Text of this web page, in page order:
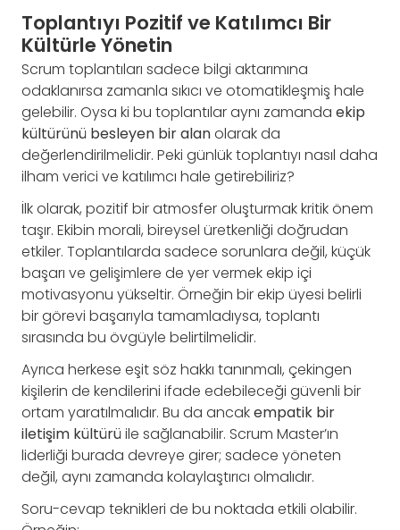
Toplantıyı Pozitif ve Katılımcı Bir
Kültürle Yönetin
Scrum toplantıları sadece bilgi aktarımına
odaklanırsa zamanla sıkıcı ve otomatikleşmiş hale
gelebilir. Oysa ki bu toplantılar aynı zamanda ekip
kültürünü besleyen bir alanolarak da
değerlendirilmelidir. Peki günlük toplantıyı nasıl daha
ilham verici ve katılımcı hale getirebiliriz?
İlk olarak, pozitif bir atmosfer oluşturmak kritik önem
taşır. Ekibin morali, bireysel üretkenliği doğrudan
etkiler. Toplantılarda sadece sorunlara değil, küçük
başarı ve gelişimlere de yer vermek ekip içi
motivasyonu yükseltir. Örneğin bir ekip üyesi belirli
bir görevi başarıyla tamamladıysa, toplantı
sırasında bu övgüyle belirtilmelidir.
Ayrıca herkese eşit söz hakkı tanınmalı, çekingen
kişilerin de kendilerini ifade edebileceği güvenli bir
ortam yaratılmalıdır. Bu da ancakempatik bir
iletişim kültürüile sağlanabilir. Scrum Master’ın
liderliği burada devreye girer; sadece yöneten
değil, aynı zamanda kolaylaştırıcı olmalıdır.
Soru-cevap teknikleri de bu noktada etkili olabilir.